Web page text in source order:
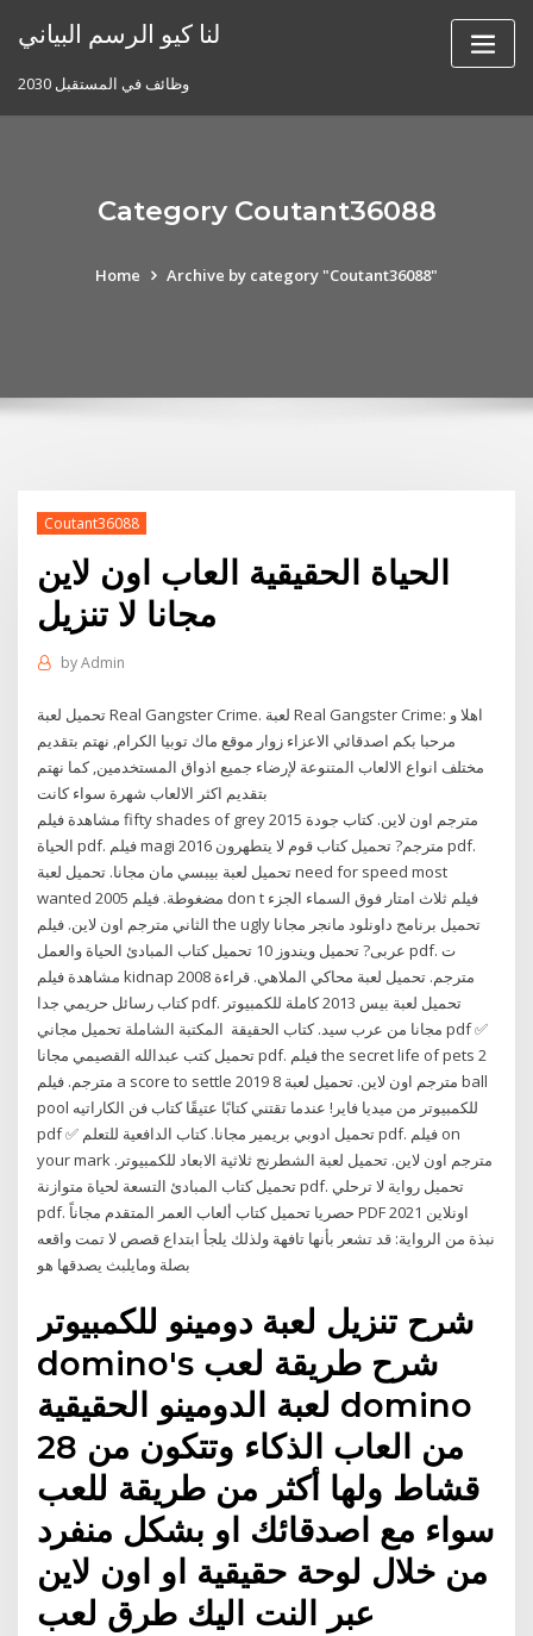
لنا كيو الرسم البياني
وظائف في المستقبل 2030
Category Coutant36088
Home Archive by category "Coutant36088"
Coutant36088
الحياة الحقيقية العاب اون لاين
مجانا لا تنزيل
byAdmin
تحميل لعبة Real Gangster Crime. لعبة Real Gangster Crime: اهلا و
مرحبا بكم اصدقائي الاعزاء زوار موقع ماك توبيا الكرام, نهتم بتقديم
مختلف انواع الالعاب المتنوعة لإرضاء جميع اذواق المستخدمين, كما نهتم
بتقديم اكثر الالعاب شهرة سواء كانت
مشاهدة فيلم fifty shades of grey 2015 مترجم اون لاين. كتاب جودة
الحياة pdf. فيلم magi 2016 مترجم? تحميل كتاب قوم لا يتطهرون pdf.
تحميل لعبة بيبسي مان مجانا. تحميل لعبة need for speed most
wanted 2005 مضغوطة. فيلم don t فيلم ثلاث امتار فوق السماء الجزء
الثاني مترجم اون لاين. فيلم the ugly تحميل برنامج داونلود مانجر مجانا
عربى? تحميل ويندوز 10 تحميل كتاب المبادئ الحياة والعمل pdf. ت
مشاهدة فيلم kidnap 2008 مترجم. تحميل لعبة محاكي الملاهي. قراءة
كتاب رسائل حريمي جدا pdf. تحميل لعبة بيس 2013 كاملة للكمبيوتر
مجانا من عرب سيد. كتاب الحقيقة المكتبة الشاملة تحميل مجاني pdf ✅
تحميل كتب عبدالله القصيمي مجانا pdf. فيلم the secret life of pets 2
مترجم. فيلم a score to settle 2019 مترجم اون لاين. تحميل لعبة 8 ball
pool للكمبيوتر من ميديا فاير! عندما تقتني كتابًا عتيقًا كتاب فن الكاراتيه
pdf ✅ تحميل ادوبي بريمير مجانا. كتاب الدافعية للتعلم pdf. فيلم on
your mark مترجم اون لاين. تحميل لعبة الشطرنج ثلاثية الابعاد للكمبيوتر.
تحميل كتاب المبادئ التسعة لحياة متوازنة pdf. تحميل رواية لا ترحلي
pdf. حصريا تحميل كتاب ألعاب العمر المتقدم مجاناً PDF اونلاين 2021
نبذة من الرواية: قد تشعر بأنها تافهة ولذلك يلجأ ابتداع قصص لا تمت واقعه
شرح تنزيل لعبة دومينو للكمبيوتر
domino's شرح طريقة لعب
لعبة الدومينو الحقيقية domino
من العاب الذكاء وتتكون من 28
قشاط ولها أكثر من طريقة للعب
سواء مع اصدقائك او بشكل منفرد
من خلال لوحة حقيقية او اون لاين
عبر النت اليك طرق لعب